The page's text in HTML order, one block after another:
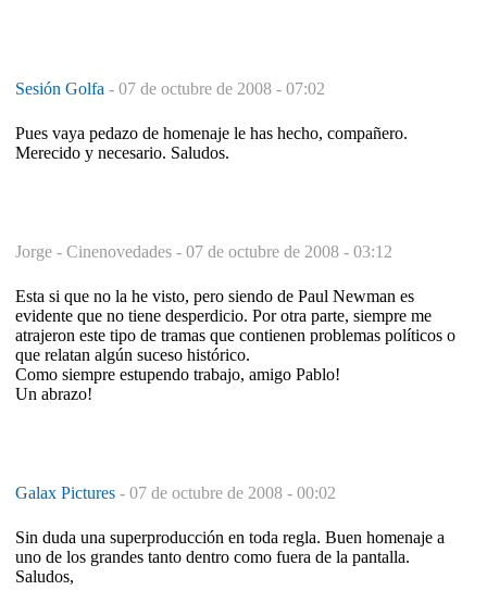
Sesión Golfa - 07 de octubre de 2008 - 07:02
Pues vaya pedazo de homenaje le has hecho, compañero.
Merecido y necesario. Saludos.
Jorge - Cinenovedades - 07 de octubre de 2008 - 03:12
Esta si que no la he visto, pero siendo de Paul Newman es
evidente que no tiene desperdicio. Por otra parte, siempre me
atrajeron este tipo de tramas que contienen problemas políticos o
que relatan algún suceso histórico.
Como siempre estupendo trabajo, amigo Pablo!
Un abrazo!
Galax Pictures - 07 de octubre de 2008 - 00:02
Sin duda una superproducción en toda regla. Buen homenaje a
uno de los grandes tanto dentro como fuera de la pantalla.
Saludos,